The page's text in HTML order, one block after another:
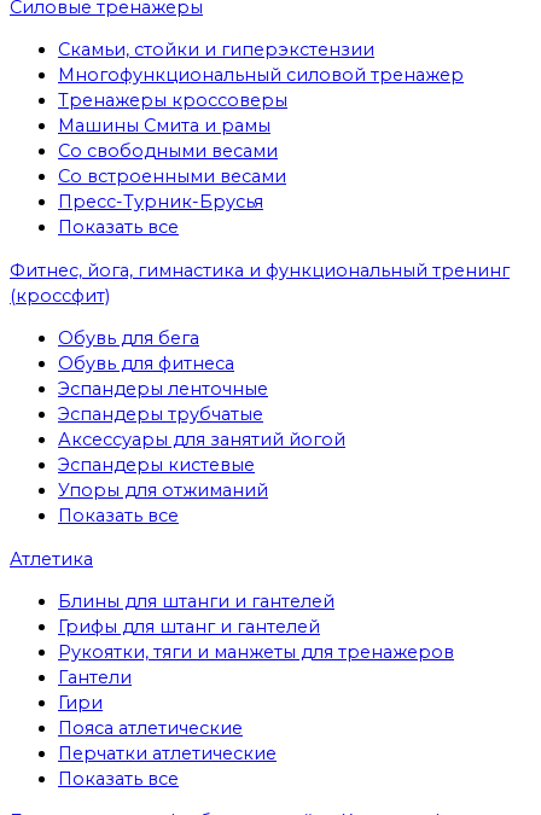
Cиловые тренажеры
Скамьи, стойки и гиперэкстензии
Многофункциональный силовой тренажер
Тренажеры кроссоверы
Машины Смита и рамы
Со свободными весами
Со встроенными весами
Пресс-Турник-Брусья
Показать все
Фитнес, йога, гимнастика и функциональный тренинг
(кроссфит)
Обувь для бега
Обувь для фитнеса
Эспандеры ленточные
Эспандеры трубчатые
Аксессуары для занятий йогой
Эспандеры кистевые
Упоры для отжиманий
Показать все
Атлетика
Блины для штанги и гантелей
Грифы для штанг и гантелей
Рукоятки, тяги и манжеты для тренажеров
Гантели
Гири
Пояса атлетические
Перчатки атлетические
Показать все